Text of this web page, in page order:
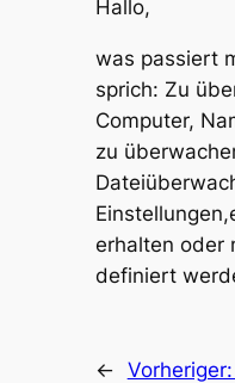
Hallo,
was passiert
sprich: Zu
Computer,
zu
erhalten oder
definiert
← Vorheriger: